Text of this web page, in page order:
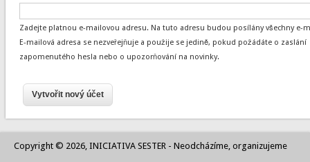
Zadejte platnou e-mailovou adresu. Na tuto adresu budou posílány všechny e-
E-mailová adresa se nezveřejňuje a použije se jedině, pokud požádáte o zaslání
zapomenutého hesla nebo o upozorňování na novinky.
Copyright © 2026, INICIATIVA SESTER - Neodcházíme, organizujeme